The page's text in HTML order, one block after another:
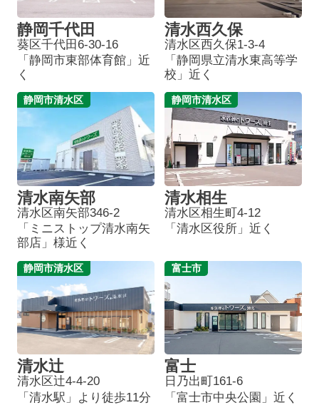
静岡千代田
葵区千代田6-30-16
「静岡市東部体育館」近
く
清水西久保
清水区西久保1-3-4
「静岡県立清水東高等学
校」近く
静岡市清水区
清水南矢部
清水区南矢部346-2
「ミニストップ清水南矢
部店」様近く
静岡市清水区
清水相生
清水区相生町4-12
「清水区役所」近く
静岡市清水区
清水辻
清水区辻4-4-20
「清水駅」より徒歩11分
富士市
富士
日乃出町161-6
「富士市中央公園」近く